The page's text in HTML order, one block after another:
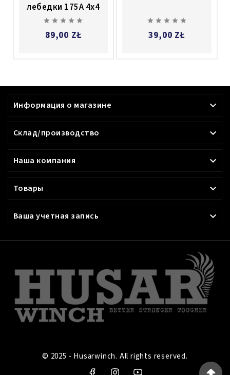
лебедки 175A 4x4
    
89,00 ZŁ
    
39,00 ZŁ
Информация о магазине 
Склад/производство 
Наша компания 
Товары 
Ваша учетная запись 
© 2025 - Husarwinch. All rights reserved.